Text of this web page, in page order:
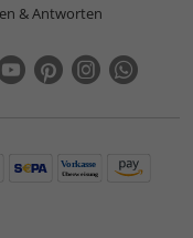
& Antworten